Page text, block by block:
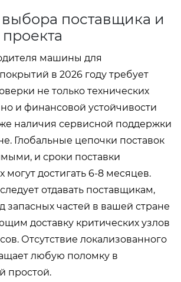
выбора поставщика и
машины для
в 2026 году требует
не только технических
но и финансовой устойчивости
наличия сервисной поддержки
Глобальные цепочки поставок
и сроки поставки
достигать 6-8 месяцев.
отдавать поставщикам,
частей в вашей стране
доставку критических узлов
Отсутствие локализованного
любую поломку в
простой.